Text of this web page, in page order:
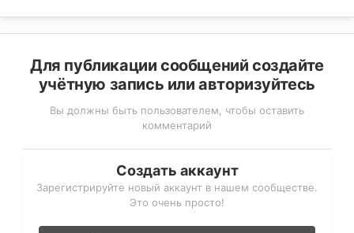
Для публикации сообщений создайте
учётную запись или авторизуйтесь
Вы должны быть пользователем, чтобы оставить
комментарий
Создать аккаунт
Зарегистрируйте новый аккаунт в нашем сообществе.
Это очень просто!